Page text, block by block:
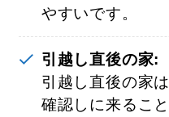
やすいです。
引越し直後の家:
引越し直後の家
確認しに来るこ